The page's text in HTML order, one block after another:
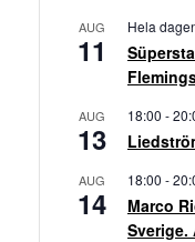
AUG
11
Hela
AUG
13
18:00 -
AUG
14
18:00 -
Marco
Sverige.